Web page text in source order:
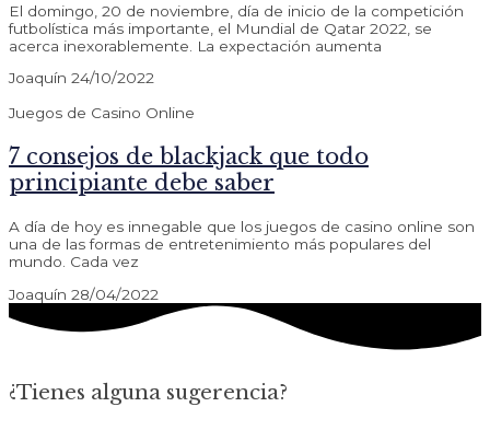
El domingo, 20 de noviembre, día de inicio de la competición
futbolística más importante, el Mundial de Qatar 2022, se
acerca inexorablemente. La expectación aumenta
Joaquín 24/10/2022
Juegos de Casino Online
7 consejos de blackjack que todo
principiante debe saber
A día de hoy es innegable que los juegos de casino online son
una de las formas de entretenimiento más populares del
mundo. Cada vez
Joaquín 28/04/2022
¿Tienes alguna sugerencia?